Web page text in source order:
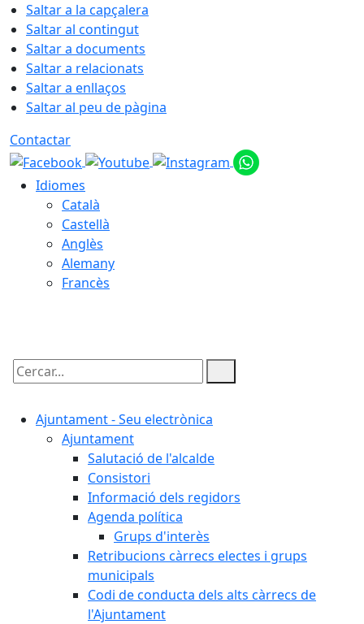
Saltar a la capçalera
Saltar al contingut
Saltar a documents
Saltar a relacionats
Saltar a enllaços
Saltar al peu de pàgina
Contactar
Idiomes
Català
Castellà
Anglès
Alemany
Francès
Cercar:
Ajuntament - Seu electrònica
Ajuntament
Salutació de l'alcalde
Consistori
Informació dels regidors
Agenda política
Grups d'interès
Retribucions càrrecs electes i grups
municipals
Codi de conducta dels alts càrrecs de
l'Ajuntament